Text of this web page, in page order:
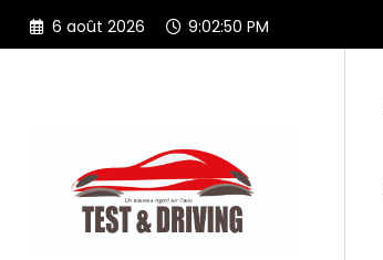
Aller
6 août 2026 9:02:51 PM